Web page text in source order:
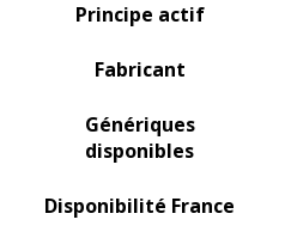
Principe actif
Fabricant
Génériques
disponibles
Disponibilité France